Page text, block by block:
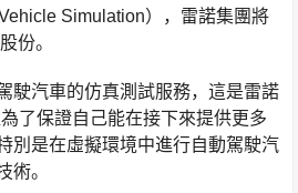
Simulation），雷諾集團將
份。
駛汽車的仿真測試服務，這是雷諾
了保證自己能在接下來提供更多
別是在虛擬環境中進行自動駕駛汽
術。